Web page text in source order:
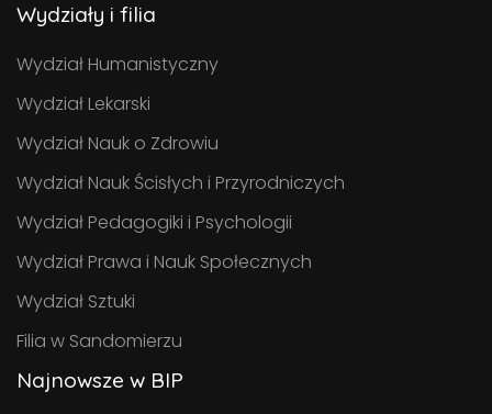
Wydziały i filia
Wydział Humanistyczny
Wydział Lekarski
Wydział Nauk o Zdrowiu
Wydział Nauk Ścisłych i Przyrodniczych
Wydział Pedagogiki i Psychologii
Wydział Prawa i Nauk Społecznych
Wydział Sztuki
Filia w Sandomierzu
Najnowsze w BIP